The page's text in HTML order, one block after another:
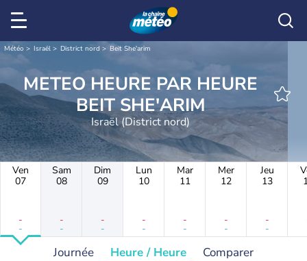
Météo Israël District nord Beit She'arim
METEO HEURE PAR HEURE
BEIT SHE'ARIM
Israël (District nord)
Ven
07
-
-
Sam
08
-
-
Dim
09
-
-
Lun
10
-
-
Mar
11
-
-
Mer
12
-
-
Jeu
13
-
-
Journée Heure / Heure Comparer